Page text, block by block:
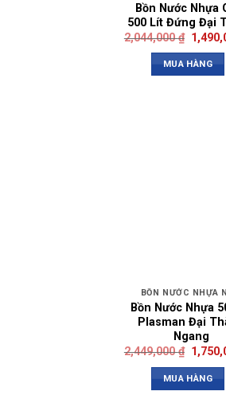
Bồn Nước Nhựa
500 Lít Đứng Đại
2,044,000₫
MUA HÀNG
BỒN NƯỚC NHỰA
Bồn Nước Nhựa
Plasman Đại
Ngang
2,449,000₫
MUA HÀNG